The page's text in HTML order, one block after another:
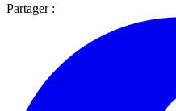
Partager :